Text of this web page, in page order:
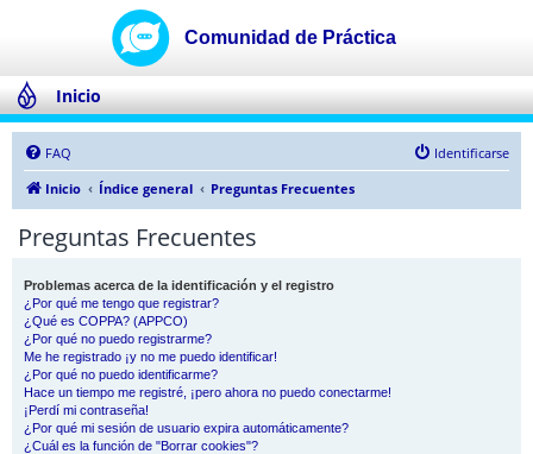
Inicio
FAQ
Identificarse
Inicio
Índice general Preguntas Frecuentes
Preguntas Frecuentes
Problemas acerca de la identificación y el registro
¿Por qué me tengo que registrar?
¿Qué es COPPA? (APPCO)
¿Por qué no puedo registrarme?
Me he registrado ¡y no me puedo identificar!
¿Por qué no puedo identificarme?
Hace un tiempo me registré, ¡pero ahora no puedo conectarme!
¡Perdí mi contraseña!
¿Por qué mi sesión de usuario expira automáticamente?
¿Cuál es la función de "Borrar cookies"?